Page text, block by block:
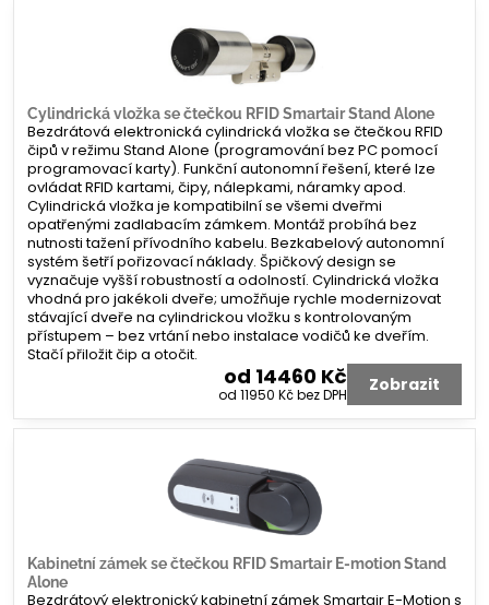
Cylindrická vložka se čtečkou RFID Smartair Stand Alone
Bezdrátová elektronická cylindrická vložka se čtečkou RFID
čipů v režimu Stand Alone (programování bez PC pomocí
programovací karty). Funkční autonomní řešení, které lze
ovládat RFID kartami, čipy, nálepkami, náramky apod.
Cylindrická vložka je kompatibilní se všemi dveřmi
opatřenými zadlabacím zámkem. Montáž probíhá bez
nutnosti tažení přívodního kabelu. Bezkabelový autonomní
systém šetří pořizovací náklady. Špičkový design se
vyznačuje vyšší robustností a odolností. Cylindrická vložka
vhodná pro jakékoli dveře; umožňuje rychle modernizovat
stávající dveře na cylindrickou vložku s kontrolovaným
přístupem – bez vrtání nebo instalace vodičů ke dveřím.
Stačí přiložit čip a otočit.
od 14460 Kč
od 11950 Kčbez DPH Zobrazit
Kabinetní zámek se čtečkou RFID Smartair E-motion Stand
Alone
Bezdrátový elektronický kabinetní zámek Smartair E-Motion s